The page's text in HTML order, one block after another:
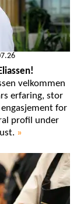
velkommen
erfaring, stor
for
profil under
»